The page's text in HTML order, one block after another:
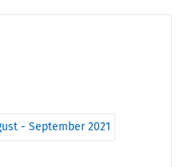
- September 2021